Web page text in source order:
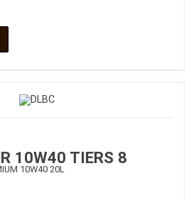
10W40 TIERS 8
10W40 20L